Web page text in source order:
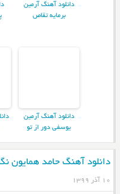
دانلود آهنگ آرمین
برمایه تقاص
دانلود آهنگ آرمین
یوسفی دور از تو
دانلود آهنگ حامد همایون
۱۰ آذر ۱۳۹۹